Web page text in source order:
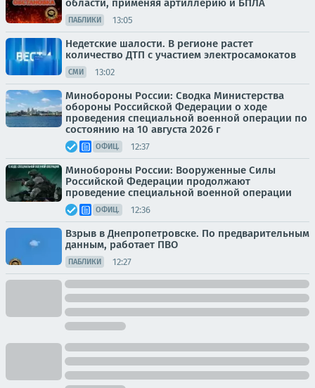
области, применяя артиллерию и БПЛА
ПАБЛИКИ 13:05
Недетские шалости. В регионе растет
количество ДТП с участием электросамокатов
СМИ 13:02
Минобороны России: Сводка Министерства
обороны Российской Федерации о ходе
проведения специальной военной операции по
состоянию на 10 августа 2026 г
ОФИЦ. 12:37
Минобороны России: Вооруженные Силы
Российской Федерации продолжают
проведение специальной военной операции
ОФИЦ. 12:36
Взрыв в Днепропетровске. По предварительным
данным, работает ПВО
ПАБЛИКИ 12:27